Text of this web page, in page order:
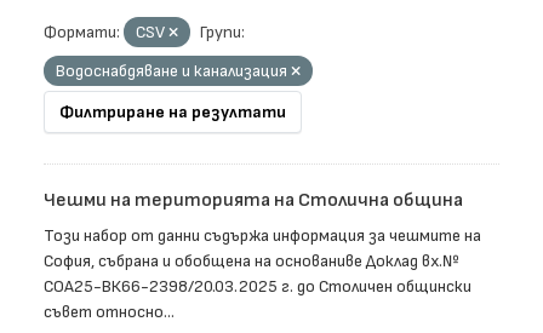
Формати: CSV
Групи:
Водоснабдяване и канализация
Филтриране на резултати
Чешми на територията на Столична община
Този набор от данни съдържа информация за чешмите на
София, събрана и обобщена на основаниве Доклад вх.№
СОА25-ВК66-2398/20.03.2025 г. до Столичен общински
съвет относно...